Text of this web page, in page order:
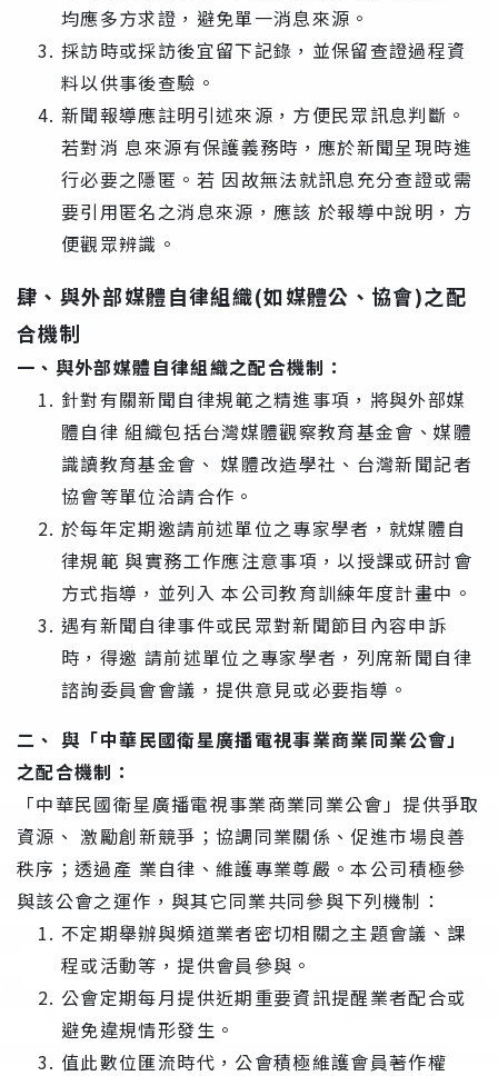
均應多方求證，避免單一消息來源。
採訪時或採訪後宜留下記錄，並保留查證過程資
料以供事後查驗。
新聞報導應註明引述來源，方便民眾訊息判斷。
若對消 息來源有保護義務時，應於新聞呈現時進
行必要之隱匿。若 因故無法就訊息充分查證或需
要引用匿名之消息來源，應該 於報導中說明，方
便觀眾辨識。
肆、與外部媒體自律組織(如媒體公、協會)之配
合機制
一、與外部媒體自律組織之配合機制：
針對有關新聞自律規範之精進事項，將與外部媒
體自律 組織包括台灣媒體觀察教育基金會、媒體
識讀教育基金會、 媒體改造學社、台灣新聞記者
協會等單位洽請合作。
於每年定期邀請前述單位之專家學者，就媒體自
律規範 與實務工作應注意事項，以授課或研討會
方式指導，並列入 本公司教育訓練年度計畫中。
遇有新聞自律事件或民眾對新聞節目內容申訴
時，得邀 請前述單位之專家學者，列席新聞自律
諮詢委員會會議，提供意見或必要指導。
二、 與「中華民國衛星廣播電視事業商業同業公會」
之配合機制：
「中華民國衛星廣播電視事業商業同業公會」提供爭取
資源、 激勵創新競爭；協調同業關係、促進市場良善
秩序；透過產 業自律、維護專業尊嚴。本公司積極參
與該公會之運作，與其它同業共同參與下列機制：
不定期舉辦與頻道業者密切相關之主題會議、課
程或活動等，提供會員參與。
公會定期每月提供近期重要資訊提醒業者配合或
避免違規情形發生。
值此數位匯流時代，公會積極維護會員著作權